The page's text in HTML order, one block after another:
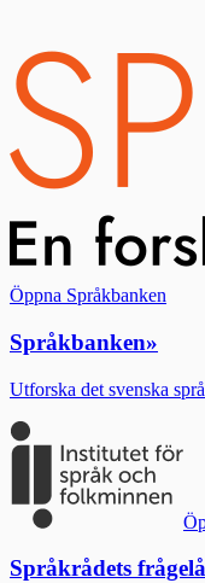
Öppna Språkbanken
Språkbanken»
Utforska det svenska
Språkrådets